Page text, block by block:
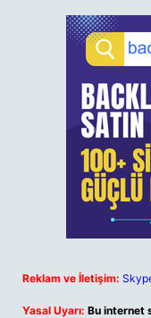
Reklam ve İletişim:
Yasal Uyarı: Bu internet